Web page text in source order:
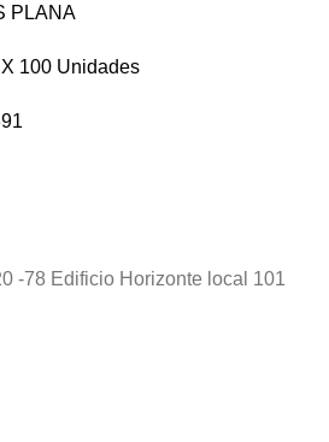
PLANA
100 Unidades
-78 Edificio Horizonte local 101